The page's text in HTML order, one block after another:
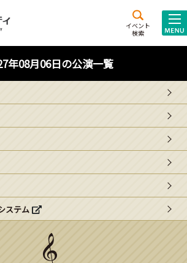
イベント
検索
西新井
文化ホール
年08月06日の公演一覧
ステム